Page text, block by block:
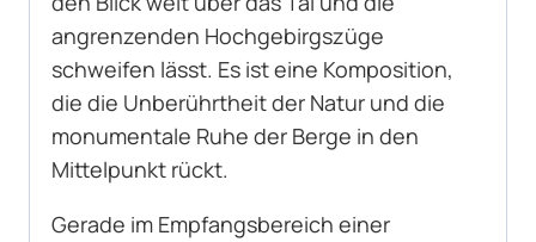
angrenzenden Hochgebirgszüge
schweifen lässt. Es ist eine Komposition,
die die Unberührtheit der Natur und die
monumentale Ruhe der Berge in den
Mittelpunkt rückt.
Gerade im Empfangsbereich einer